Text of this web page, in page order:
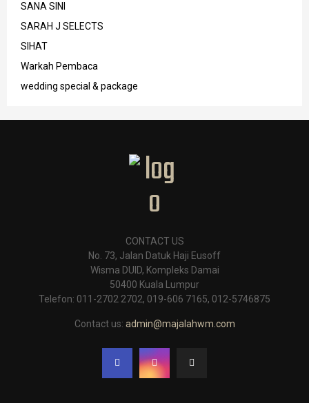
SANA SINI
SARAH J SELECTS
SIHAT
Warkah Pembaca
wedding special & package
CONTACT US
No. 73, Jalan Datuk Haji Eusoff
Wisma DUID, Kompleks Damai
50400 Kuala Lumpur
Telefon: 011-2702 2702, 019-606 7165, 012-5746875
Contact us: admin@majalahwm.com